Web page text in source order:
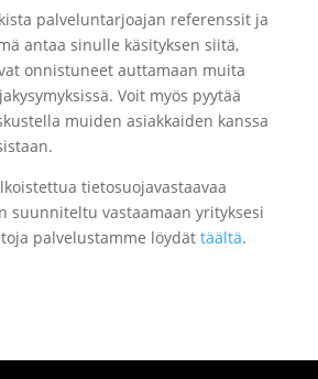
palveluntarjoajan referenssit ja
antaa sinulle käsityksen siitä,
onnistuneet auttamaan muita
Voit myös pyytää
muiden asiakkaiden kanssa
tietosuojavastaavaa
suunniteltu vastaamaan yrityksesi
palvelustamme löydät täältä.